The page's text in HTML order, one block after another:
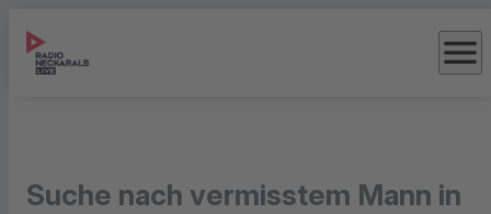
menu
Suche nach vermisstem Mann in